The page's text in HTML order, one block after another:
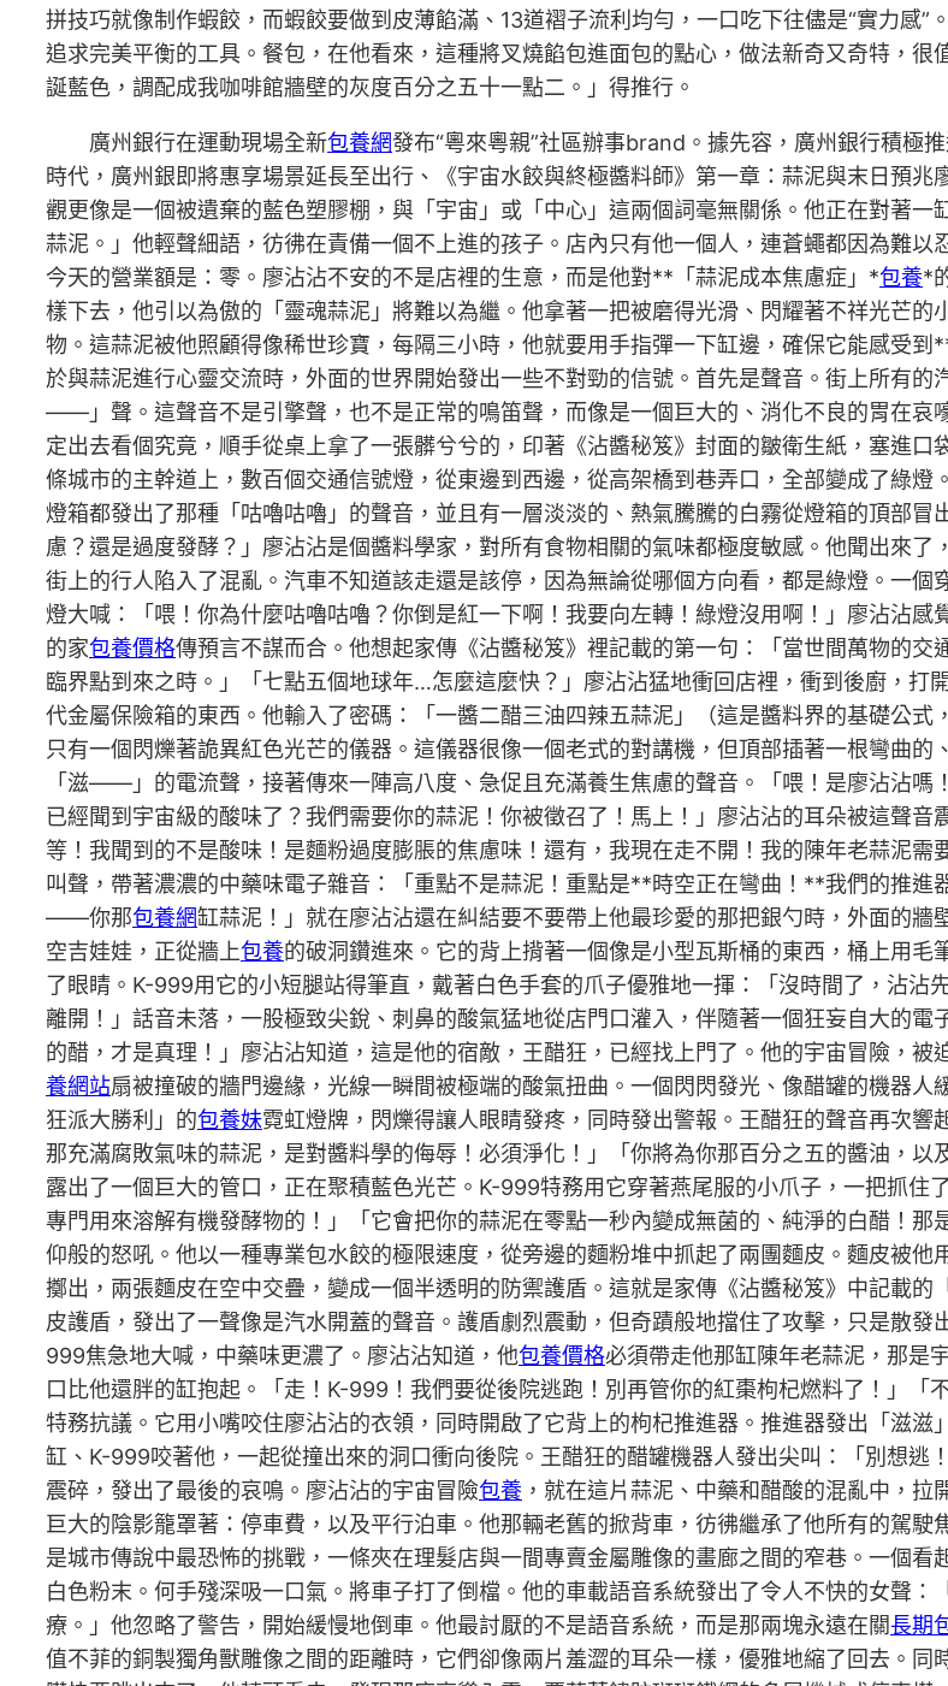
拼技巧就像制作蝦餃，而蝦餃要做到皮薄餡滿、13道褶子流利均勻，一口吃下往儘是“實力感
追求完美平衡的工具。餐包，在他看來，這種將叉燒餡包進面包的點心，做法新奇又奇特，
誕藍色，調配成我咖啡館牆壁的灰度百分之五十一點二。」得推行。
廣州銀行在運動現場全新包養網發布“粵來粵親”社區辦事brand。據先容，廣州銀行積極
時代，廣州銀即將惠享場景延長至出行、《宇宙水餃與終極醬料師》第一章：蒜泥與末日預
觀更像是一個被遺棄的藍色塑膠棚，與「宇宙」或「中心」這兩個詞毫無關係。他正在對著
蒜泥。」他輕聲細語，彷彿在責備一個不上進的孩子。店內只有他一個人，連蒼蠅都因為難
今天的營業額是：零。廖沾沾不安的不是店裡的生意，而是他對**「蒜泥成本焦慮症」*包養*
樣下去，他引以為傲的「靈魂蒜泥」將難以為繼。他拿著一把被磨得光滑、閃耀著不祥光芒
物。這蒜泥被他照顧得像稀世珍寶，每隔三小時，他就要用手指彈一下缸邊，確保它能感受
於與蒜泥進行心靈交流時，外面的世界開始發出一些不對勁的信號。首先是聲音。街上所有
——」聲。這聲音不是引擎聲，也不是正常的鳴笛聲，而像是一個巨大的、消化不良的胃在哀
定出去看個究竟，順手從桌上拿了一張髒兮兮的，印著《沾醬秘笈》封面的皺衛生紙，塞進
條城市的主幹道上，數百個交通信號燈，從東邊到西邊，從高架橋到巷弄口，全部變成了綠
燈箱都發出了那種「咕嚕咕嚕」的聲音，並且有一層淡淡的、熱氣騰騰的白霧從燈箱的頂部
慮？還是過度發酵？」廖沾沾是個醬料學家，對所有食物相關的氣味都極度敏感。他聞出來
街上的行人陷入了混亂。汽車不知道該走還是該停，因為無論從哪個方向看，都是綠燈。一
燈大喊：「喂！你為什麼咕嚕咕嚕？你倒是紅一下啊！我要向左轉！綠燈沒用啊！」廖沾沾
的家包養價格傳預言不謀而合。他想起家傳《沾醬秘笈》裡記載的第一句：「當世間萬物的
臨界點到來之時。」「七點五個地球年…怎麼這麼快？」廖沾沾猛地衝回店裡，衝到後廚，打
代金屬保險箱的東西。他輸入了密碼：「一醬二醋三油四辣五蒜泥」（這是醬料界的基礎公
只有一個閃爍著詭異紅色光芒的儀器。這儀器很像一個老式的對講機，但頂部插著一根彎曲
「滋——」的電流聲，接著傳來一陣高八度、急促且充滿養生焦慮的聲音。「喂！是廖沾沾
已經聞到宇宙級的酸味了？我們需要你的蒜泥！你被徵召了！馬上！」廖沾沾的耳朵被這聲
等！我聞到的不是酸味！是麵粉過度膨脹的焦慮味！還有，我現在走不開！我的陳年老蒜泥
叫聲，帶著濃濃的中藥味電子雜音：「重點不是蒜泥！重點是**時空正在彎曲！**我們的推
——你那包養網缸蒜泥！」就在廖沾沾還在糾結要不要帶上他最珍愛的那把銀勺時，外面的
空吉娃娃，正從牆上包養的破洞鑽進來。它的背上揹著一個像是小型瓦斯桶的東西，桶上用
了眼睛。K-999用它的小短腿站得筆直，戴著白色手套的爪子優雅地一揮：「沒時間了，沾沾
離開！」話音未落，一股極致尖銳、刺鼻的酸氣猛地從店門口灌入，伴隨著一個狂妄自大的
的醋，才是真理！」廖沾沾知道，這是他的宿敵，王醋狂，已經找上門了。他的宇宙冒險，
養網站扇被撞破的牆門邊緣，光線一瞬間被極端的酸氣扭曲。一個閃閃發光、像醋罐的機器
狂派大勝利」的包養妹霓虹燈牌，閃爍得讓人眼睛發疼，同時發出警報。王醋狂的聲音再次
那充滿腐敗氣味的蒜泥，是對醬料學的侮辱！必須淨化！」「你將為你那百分之五的醬油，
露出了一個巨大的管口，正在聚積藍色光芒。K-999特務用它穿著燕尾服的小爪子，一把抓住
專門用來溶解有機發酵物的！」「它會把你的蒜泥在零點一秒內變成無菌的、純淨的白醋！
仰般的怒吼。他以一種專業包水餃的極限速度，從旁邊的麵粉堆中抓起了兩團麵皮。麵皮被
擲出，兩張麵皮在空中交疊，變成一個半透明的防禦護盾。這就是家傳《沾醬秘笈》中記載
皮護盾，發出了一聲像是汽水開蓋的聲音。護盾劇烈震動，但奇蹟般地擋住了攻擊，只是散
999焦急地大喊，中藥味更濃了。廖沾沾知道，他包養價格必須帶走他那缸陳年老蒜泥，那是
口比他還胖的缸抱起。「走！K-999！我們要從後院逃跑！別再管你的紅棗枸杞燃料了！」「
特務抗議。它用小嘴咬住廖沾沾的衣領，同時開啟了它背上的枸杞推進器。推進器發出「滋
缸、K-999咬著他，一起從撞出來的洞口衝向後院。王醋狂的醋罐機器人發出尖叫：「別想逃
震碎，發出了最後的哀鳴。廖沾沾的宇宙冒險包養 ，就在這片蒜泥、中藥和醋酸的混亂中，
巨大的陰影籠罩著：停車費，以及平行泊車。他那輛老舊的掀背車，彷彿繼承了他所有的駕駛
是城市傳說中最恐怖的挑戰，一條夾在理髮店與一間專賣金屬雕像的畫廊之間的窄巷。一個
白色粉末。何手殘深吸一口氣。將車子打了倒檔。他的車載語音系統發出了令人不快的女聲
療。」他忽略了警告，開始緩慢地倒車。他最討厭的不是語音系統，而是那兩塊永遠在關長期
值不菲的銅製獨角獸雕像之間的距離時，它們卻像兩片羞澀的耳朵一樣，優雅地縮了回去。